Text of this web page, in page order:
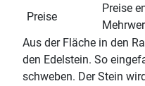
Preise
Preise
Aus der Fläche in den
den Edelstein. So
schweben. Der Stein